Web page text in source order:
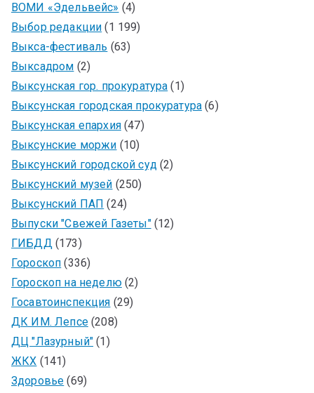
ВОМИ «Эдельвейс» (4)
Выбор редакции (1 199)
Выкса-фестиваль (63)
Выксадром (2)
Выксунская гор. прокуратура (1)
Выксунская городская прокуратура (6)
Выксунская епархия(47)
Выксунские моржи (10)
Выксунский городской суд(2)
Выксунский музей (250)
Выксунский ПАП (24)
Выпуски "Свежей Газеты"(12)
ГИБДД(173)
Гороскоп (336)
Гороскоп на неделю(2)
Госавтоинспекция (29)
ДК ИМ. Лепсе(208)
ДЦ "Лазурный" (1)
ЖКХ (141)
Здоровье (69)